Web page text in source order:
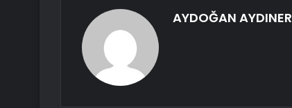
AYDOĞAN AYDINER